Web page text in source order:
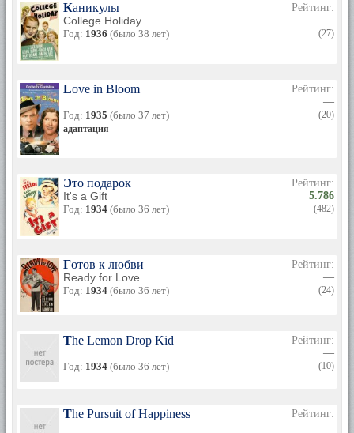
Каникулы
College Holiday
Год: 1936 (было 38 лет)
Рейтинг:
—
(27)
Love in Bloom
Год: 1935 (было 37 лет)
адаптация
Рейтинг:
—
(20)
Это подарок
It's a Gift
Год: 1934 (было 36 лет)
Рейтинг:
5.786
(482)
Готов к любви
Ready for Love
Год: 1934 (было 36 лет)
Рейтинг:
—
(24)
The Lemon Drop Kid
Год: 1934 (было 36 лет)
Рейтинг:
—
(10)
The Pursuit of Happiness
Рейтинг:
—